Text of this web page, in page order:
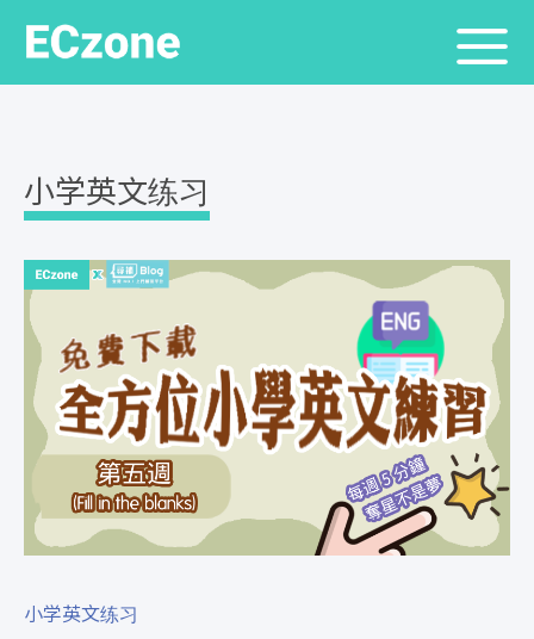
小学英文练习
小学英文练习